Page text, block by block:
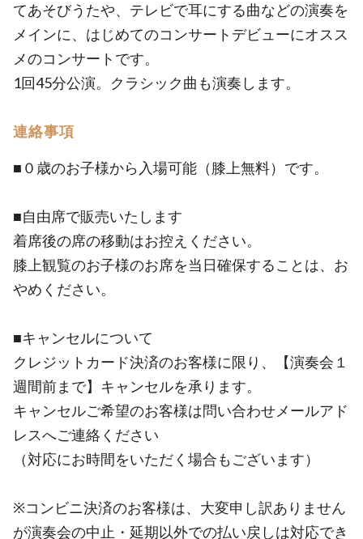
てあそびうたや、テレビで耳にする曲などの演奏を
メインに、はじめてのコンサートデビューにオスス
メのコンサートです。
1回45分公演。クラシック曲も演奏します。
連絡事項
■０歳のお子様から入場可能（膝上無料）です。
■自由席で販売いたします
着席後の席の移動はお控えください。
膝上観覧のお子様のお席を当日確保することは、お
やめください。
■キャンセルについて
クレジットカード決済のお客様に限り、【演奏会１
週間前まで】キャンセルを承ります。
キャンセルご希望のお客様は問い合わせメールアド
レスへご連絡ください
（対応にお時間をいただく場合もございます）
※コンビニ決済のお客様は、大変申し訳ありません
が演奏会の中止・延期以外での払い戻しは対応でき